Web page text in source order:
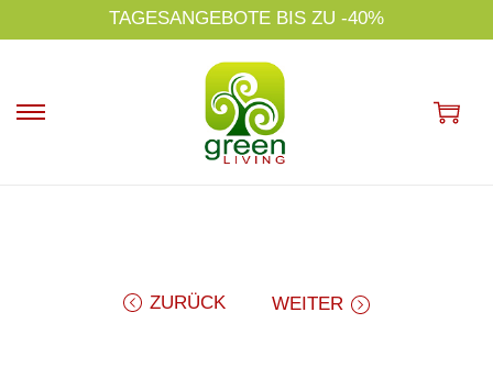
p
TAGESANGEBOTE BIS ZU -40%
ZURÜCK WEITER